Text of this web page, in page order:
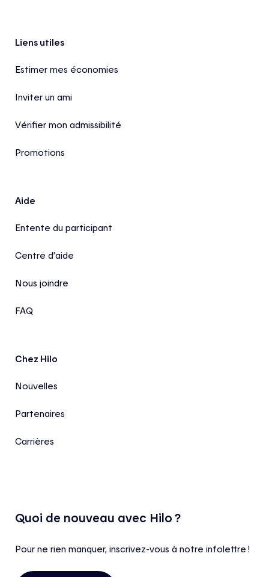
Pied de page
Liens utiles
Estimer mes économies
Inviter un ami
Vérifier mon admissibilité
Promotions
Aide
Entente du participant
Centre d’aide
Nous joindre
FAQ
Chez Hilo
Nouvelles
Partenaires
Carrières
Quoi de nouveau avec Hilo ?
Pour ne rien manquer, inscrivez-vous à notre infolettre !